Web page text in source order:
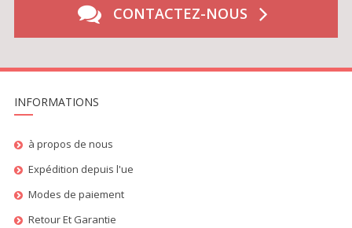
CONTACTEZ-NOUS
INFORMATIONS
à propos de nous
Expédition depuis l'ue
Modes de paiement
Retour Et Garantie